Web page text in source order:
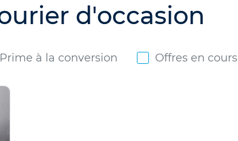
d'occasion
Prime à la conversion Offres en cours